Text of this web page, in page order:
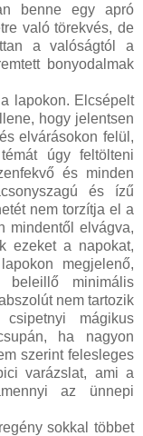
benne egy apró
való törekvés, de
a valóságtól a
bonyodalmak
lapokon. Elcsépelt
hogy jelentsen
elvárásokon felül,
úgy feltölteni
és minden
és ízű
nem torzítja el a
mindentől elvágva,
ezeket a napokat,
megjelenő,
beleillő minimális
nem tartozik
mágikus
ha nagyon
szerint felesleges
varázslat, ami a
az ünnepi
sokkal többet